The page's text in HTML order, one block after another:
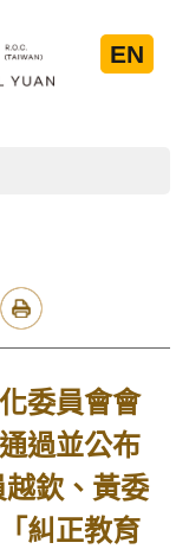
EN
委員會會
過並公布
欽、黃委
糾正教育